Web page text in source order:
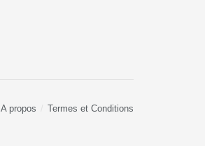
A propos Termes et Conditions